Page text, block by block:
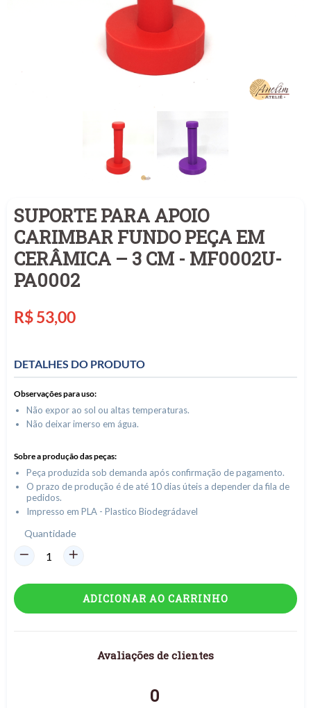
SUPORTE PARA APOIO
CARIMBAR FUNDO PEÇA EM
CERÂMICA – 3 CM - MF0002U-
PA0002
Preço
R$ 53,00
DETALHES DO PRODUTO
Observações para uso:
Não expor ao sol ou altas temperaturas.
Não deixar imerso em água.
Sobre a produção das peças:
Peça produzida sob demanda após confirmação de pagamento.
O prazo de produção é de até 10 dias úteis a depender da fila de
pedidos.
Impresso em PLA - Plastico Biodegrádavel
Quantidade
ADICIONAR AO CARRINHO
Avaliações de clientes
0